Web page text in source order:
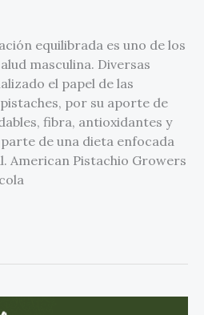
equilibrada es uno de los
masculina. Diversas
el papel de las
por su aporte de
fibra, antioxidantes y
de una dieta enfocada
American Pistachio Growers